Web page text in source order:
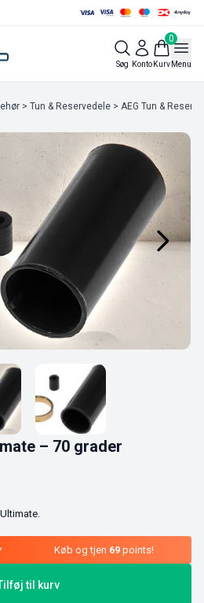
Søg Konto
0
KurvMenu
> Tun & Reservedele > AEG Tun &
– 70 grader
Køb og tjen 69points!
til kurv